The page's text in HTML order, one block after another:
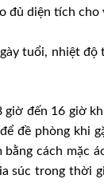
đủ diện tích cho
tuổi, nhiệt độ
đến 16 giờ
đề phòng khi
cách mặc
súc trong thời